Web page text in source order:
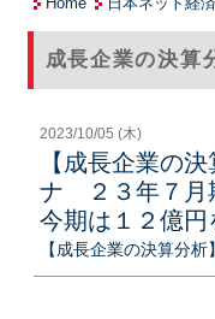
成長企業の決算
2023/10/05 (木)
【成長企業の
ナ ２３年７月
今期は１２億円
【成長企業の決算分析】